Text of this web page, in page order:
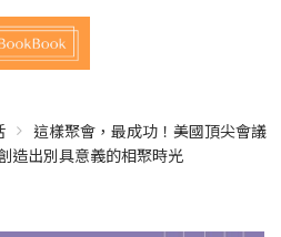
這樣聚會，最成功！美國頂尖會議
造出別具意義的相聚時光